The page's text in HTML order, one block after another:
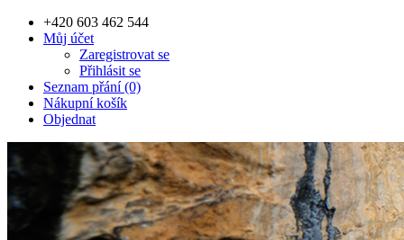
+420 603 462 544
Můj účet
Zaregistrovat se
Přihlásit se
Seznam přání (0)
Nákupní košík
Objednat